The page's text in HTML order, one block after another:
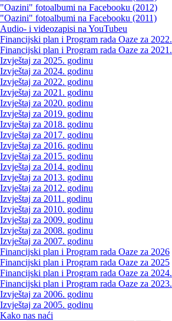
"Oazini" fotoalbumi na Facebooku (2012)
"Oazini" fotoalbumi na Facebooku (2011)
Audio- i videozapisi na YouTubeu
Financijski plan i Program rada Oaze za 2022.
Financijski plan i Program rada Oaze za 2021.
Izvještaj za 2025. godinu
Izvještaj za 2024. godinu
Izvještaj za 2022. godinu
Izvještaj za 2021. godinu
Izvještaj za 2020. godinu
Izvještaj za 2019. godinu
Izvještaj za 2018. godinu
Izvještaj za 2017. godinu
Izvještaj za 2016. godinu
Izvještaj za 2015. godinu
Izvještaj za 2014. godinu
Izvještaj za 2013. godinu
Izvještaj za 2012. godinu
Izvještaj za 2011. godinu
Izvještaj za 2010. godinu
Izvještaj za 2009. godinu
Izvještaj za 2008. godinu
Izvještaj za 2007. godinu
Financijski plan i Program rada Oaze za 2026
Financijski plan i Program rada Oaze za 2025
Financijski plan i Program rada Oaze za 2024.
Financijski plan i Program rada Oaze za 2023.
Izvještaj za 2006. godinu
Izvještaj za 2005. godinu
Kako nas naći